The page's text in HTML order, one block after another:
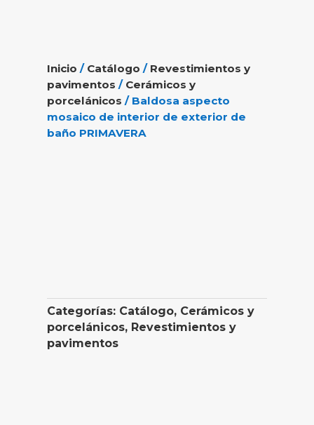
Inicio / Catálogo / Revestimientos y
pavimentos / Cerámicos y
porcelánicos / Baldosa aspecto
mosaico de interior de exterior de
baño PRIMAVERA
Categorías: Catálogo, Cerámicos y
porcelánicos, Revestimientos y
pavimentos